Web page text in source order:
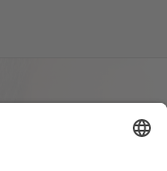
darin